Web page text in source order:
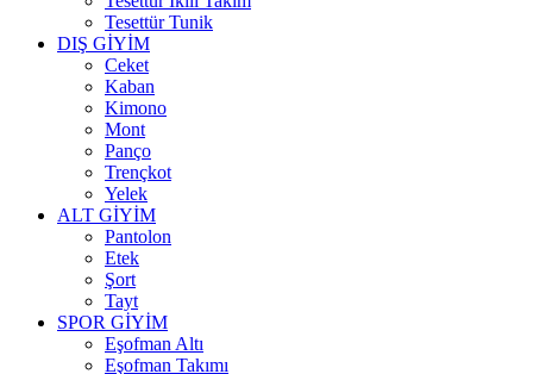
Tesettür Tunik
DIŞ GİYİM
Ceket
Kaban
Kimono
Mont
Panço
Trençkot
Yelek
ALT GİYİM
Pantolon
Etek
Şort
Tayt
SPOR GİYİM
Eşofman Altı
Eşofman Takımı